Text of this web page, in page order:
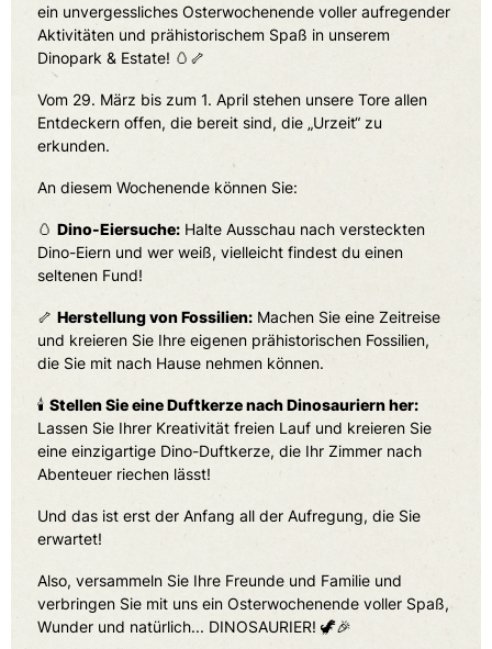
ein unvergessliches Osterwochenende voller aufregender
Aktivitäten und prähistorischem Spaß in unserem
Dinopark & Estate! 🥚🦴
Vom 29. März bis zum 1. April stehen unsere Tore allen
Entdeckern offen, die bereit sind, die „Urzeit“ zu
erkunden.
An diesem Wochenende können Sie:
🥚 Dino-Eiersuche: Halte Ausschau nach versteckten
Dino-Eiern und wer weiß, vielleicht findest du einen
seltenen Fund!
🦴 Herstellung von Fossilien: Machen Sie eine Zeitreise
und kreieren Sie Ihre eigenen prähistorischen Fossilien,
die Sie mit nach Hause nehmen können.
🕯️ Stellen Sie eine Duftkerze nach Dinosauriern her:
Lassen Sie Ihrer Kreativität freien Lauf und kreieren Sie
eine einzigartige Dino-Duftkerze, die Ihr Zimmer nach
Abenteuer riechen lässt!
Und das ist erst der Anfang all der Aufregung, die Sie
erwartet!
Also, versammeln Sie Ihre Freunde und Familie und
verbringen Sie mit uns ein Osterwochenende voller Spaß,
Wunder und natürlich... DINOSAURIER! 🦖🎉